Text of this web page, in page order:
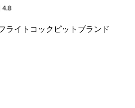
ライトコックピットブランド